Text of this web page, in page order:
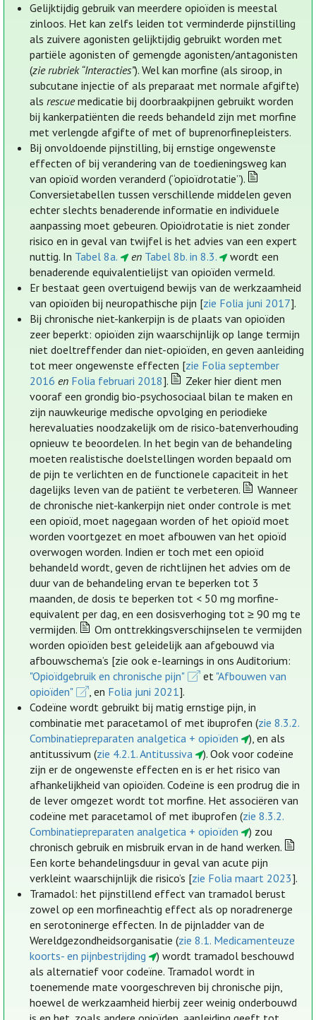
Gelijktijdig gebruik van meerdere opioïden is meestal
zinloos. Het kan zelfs leiden tot verminderde pijnstilling
als zuivere agonisten gelijktijdig gebruikt worden met
partiële agonisten of gemengde agonisten/antagonisten
(zie rubriek “Interacties”). Wel kan morfine (als siroop, in
subcutane injectie of als preparaat met normale afgifte)
alsrescuemedicatie bij doorbraakpijnen gebruikt worden
bij kankerpatiënten die reeds behandeld zijn met morfine
met verlengde afgifte of met of buprenorfinepleisters.
Bij onvoldoende pijnstilling, bij ernstige ongewenste
effecten of bij verandering van de toedieningsweg kan
van opioïd worden veranderd (“opioïdrotatie”).
Conversietabellen tussen verschillende middelen geven
echter slechts benaderende informatie en individuele
aanpassing moet gebeuren. Opioïdrotatie is niet zonder
risico en in geval van twijfel is het advies van een expert
nuttig. In Tabel 8a. en Tabel 8b. in 8.3.
wordt een
benaderende equivalentielijst van opioïden vermeld.
Er bestaat geen overtuigend bewijs van de werkzaamheid
van opioïden bij neuropathische pijn [zie Folia juni 2017].
Bij chronische niet-kankerpijn is de plaats van opioïden
zeer beperkt: opioïden zijn waarschijnlijk op lange termijn
niet doeltreffender dan niet-opioïden, en geven aanleiding
tot meer ongewenste effecten [zie Folia september
2016 en Folia februari 2018].
Zeker hier dient men
vooraf een grondig bio-psychosociaal bilan te maken en
zijn nauwkeurige medische opvolging en periodieke
herevaluaties noodzakelijk om de risico-batenverhouding
opnieuw te beoordelen. In het begin van de behandeling
moeten realistische doelstellingen worden bepaald om
de pijn te verlichten en de functionele capaciteit in het
dagelijks leven van de patiënt te verbeteren.
Wanneer
de chronische niet-kankerpijn niet onder controle is met
een opioïd, moet nagegaan worden of het opioïd moet
worden voortgezet en moet afbouwen van het opioïd
overwogen worden. Indien er toch met een opioïd
behandeld wordt, geven de richtlijnen het advies om de
duur van de behandeling ervan te beperken tot 3
maanden, de dosis te beperken tot < 50 mg morfine-
equivalent per dag, en een dosisverhoging tot ≥ 90 mg te
vermijden.
Om onttrekkingsverschijnselen te vermijden
worden opioïden best geleidelijk aan afgebouwd via
afbouwschema’s [zie ook e-learnings in ons Auditorium:
"Opioïdgebruik en chronische pijn"
et "Afbouwen van
opioïden"
, en Folia juni 2021].
Codeïne wordt gebruikt bij matig ernstige pijn, in
combinatie met paracetamol of met ibuprofen (zie 8.3.2.
Combinatiepreparaten analgetica + opioïden
), en als
antitussivum (zie 4.2.1. Antitussiva
). Ook voor codeïne
zijn er de ongewenste effecten en is er het risico van
afhankelijkheid van opioïden. Codeïne is een prodrug die in
de lever omgezet wordt tot morfine. Het associëren van
codeïne met paracetamol of met ibuprofen (zie 8.3.2.
Combinatiepreparaten analgetica + opioïden
) zou
chronisch gebruik en misbruik ervan in de hand werken.
Een korte behandelingsduur in geval van acute pijn
verkleint waarschijnlijk die risico’s [zie Folia maart 2023].
Tramadol: het pijnstillend effect van tramadol berust
zowel op een morfineachtig effect als op noradrenerge
en serotoninerge effecten. In de pijnladder van de
Wereldgezondheidsorganisatie (zie 8.1. Medicamenteuze
koorts- en pijnbestrijding
) wordt tramadol beschouwd
als alternatief voor codeïne. Tramadol wordt in
toenemende mate voorgeschreven bij chronische pijn,
hoewel de werkzaamheid hierbij zeer weinig onderbouwd